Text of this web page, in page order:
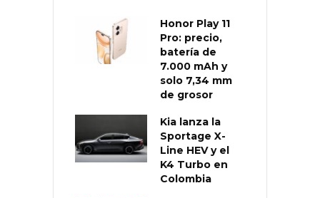
Honor Play 11
Pro: precio,
batería de
7.000 mAh y
solo 7,34 mm
de grosor
Kia lanza la
Sportage X-
Line HEV y el
K4 Turbo en
Colombia